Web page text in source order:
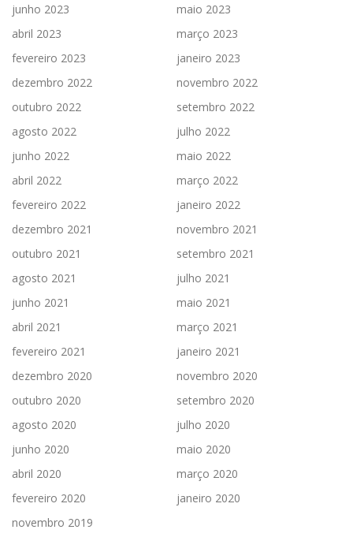
junho 2023
maio 2023
abril 2023
março 2023
fevereiro 2023
janeiro 2023
dezembro 2022
novembro 2022
outubro 2022
setembro 2022
agosto 2022
julho 2022
junho 2022
maio 2022
abril 2022
março 2022
fevereiro 2022
janeiro 2022
dezembro 2021
novembro 2021
outubro 2021
setembro 2021
agosto 2021
julho 2021
junho 2021
maio 2021
abril 2021
março 2021
fevereiro 2021
janeiro 2021
dezembro 2020
novembro 2020
outubro 2020
setembro 2020
agosto 2020
julho 2020
junho 2020
maio 2020
abril 2020
março 2020
fevereiro 2020
janeiro 2020
novembro 2019